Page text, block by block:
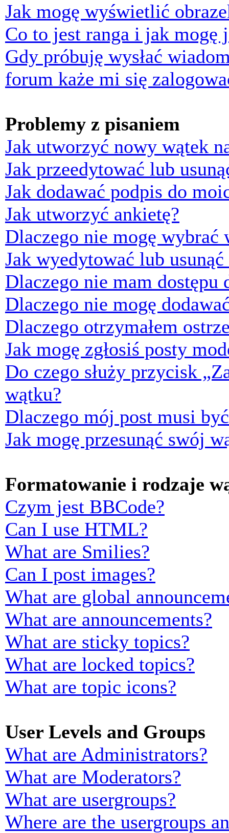
Jak mogę wyświetlić
Co to jest ranga i jak mogę
Gdy próbuję wysłać
forum każe mi się
Problemy z pisaniem
Jak utworzyć nowy wątek
Jak przeedytować lub
Jak dodawać podpis do
Jak utworzyć ankietę?
Dlaczego nie mogę wybrać
Jak wyedytować lub usunąć
Dlaczego nie mam dostępu
Dlaczego nie mogę
Dlaczego otrzymałem
Jak mogę zgłosiś posty
Do czego służy przycisk
wątku?
Dlaczego mój post musi
Jak mogę przesunąć swój
Formatowanie i rodzaje
Czym jest BBCode?
Can I use HTML?
What are Smilies?
Can I post images?
What are global
What are announcements?
What are sticky topics?
What are locked topics?
What are topic icons?
User Levels and Groups
What are Administrators?
What are Moderators?
What are usergroups?
Where are the usergroups